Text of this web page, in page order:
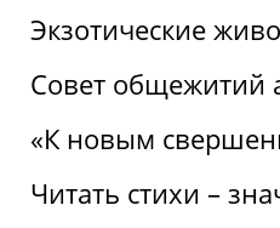
Экзотические
Совет общежитий
«К новым
Читать стихи –